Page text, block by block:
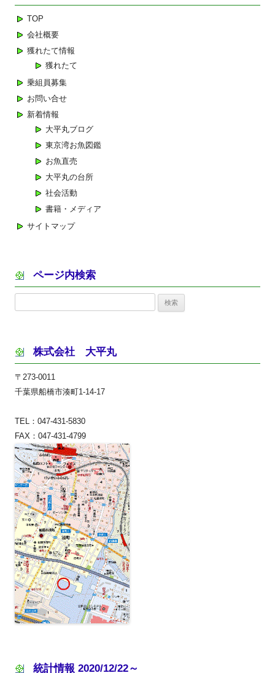
ン
TOP
会社概要
獲れたて情報
獲れたて
乗組員募集
お問い合せ
新着情報
大平丸ブログ
東京湾お魚図鑑
お魚直売
大平丸の台所
社会活動
書籍・メディア
サイトマップ
ページ内検索
株式会社 大平丸
〒273-0011
千葉県船橋市湊町1-14-17
TEL：047-431-5830
FAX：047-431-4799
統計情報 2020/12/22～